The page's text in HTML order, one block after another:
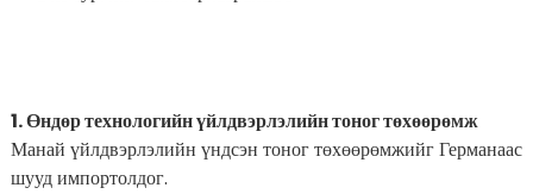
1. Өндөр технологийн үйлдвэрлэлийн тоног төхөөрөмж
Манай үйлдвэрлэлийн үндсэн тоног төхөөрөмжийг Германаас
шууд импортолдог.